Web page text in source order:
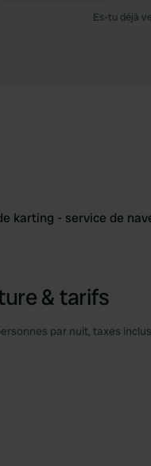
impressionne pas au
Es-tu déjà
karting - service de
& tarifs
par nuit, taxes